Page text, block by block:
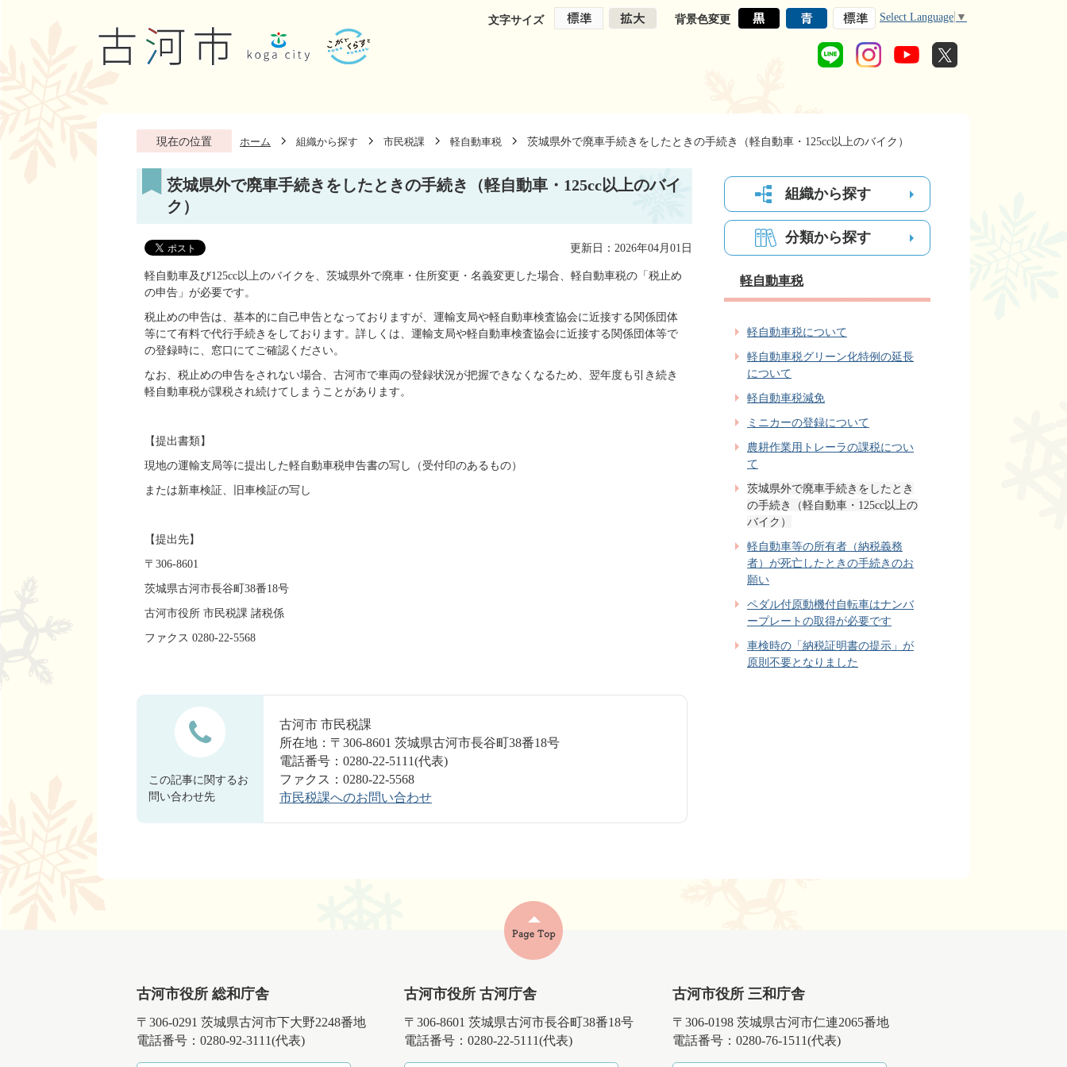
文字サイズ 背景色変更 Select Language ▼
現在の位置 ホーム 組織から探す 市民税課 軽自動車税 茨城県外で廃車手続きをしたときの手続き（軽自動車・125cc以上のバイク）
茨城県外で廃車手続きをしたときの手続き（軽自動車・125cc以上のバイ
ク）
更新日：2026年04月01日
軽自動車及び125cc以上のバイクを、茨城県外で廃車・住所変更・名義変更した場合、軽自動車税の「税止め
の申告」が必要です。
税止めの申告は、基本的に自己申告となっておりますが、運輸支局や軽自動車検査協会に近接する関係団体
等にて有料で代行手続きをしております。詳しくは、運輸支局や軽自動車検査協会に近接する関係団体等で
の登録時に、窓口にてご確認ください。
なお、税止めの申告をされない場合、古河市で車両の登録状況が把握できなくなるため、翌年度も引き続き
軽自動車税が課税され続けてしまうことがあります。
【提出書類】
現地の運輸支局等に提出した軽自動車税申告書の写し（受付印のあるもの）
または新車検証、旧車検証の写し
【提出先】
〒306-8601
茨城県古河市長谷町38番18号
古河市役所 市民税課 諸税係
ファクス 0280-22-5568
この記事に関するお
問い合わせ先
古河市 市民税課
所在地：〒306-8601 茨城県古河市長谷町38番18号
電話番号：0280-22-5111(代表)
ファクス：0280-22-5568
市民税課へのお問い合わせ
組織から探す
分類から探す
軽自動車税
軽自動車税について
軽自動車税グリーン化特例の延長
について
軽自動車税減免
ミニカーの登録について
農耕作業用トレーラの課税につい
て
茨城県外で廃車手続きをしたとき
の手続き（軽自動車・125cc以上の
バイク）
軽自動車等の所有者（納税義務
者）が死亡したときの手続きのお
願い
ペダル付原動機付自転車はナンバ
ープレートの取得が必要です
車検時の「納税証明書の提示」が
原則不要となりました
古河市役所 総和庁舎
〒306-0291 茨城県古河市下大野2248番地
電話番号：0280-92-3111(代表)
古河市役所 古河庁舎
〒306-8601 茨城県古河市長谷町38番18号
電話番号：0280-22-5111(代表)
古河市役所 三和庁舎
〒306-0198 茨城県古河市仁連2065番地
電話番号：0280-76-1511(代表)